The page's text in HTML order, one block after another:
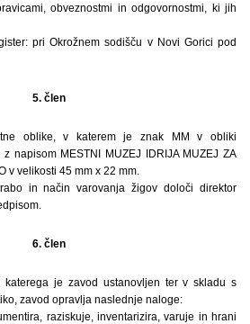
obveznostmi in odgovornostmi, ki jih
pri Okrožnem sodišču v Novi Gorici pod
5. člen
oblike, v katerem je znak MM v obliki
napisom MESTNI MUZEJ IDRIJA MUZEJ ZA
v velikosti 45 mm x 22 mm.
in način varovanja žigov določi direktor
6. člen
katerega je zavod ustanovljen ter v skladu s
zavod opravlja naslednje naloge:
raziskuje, inventarizira, varuje in hrani